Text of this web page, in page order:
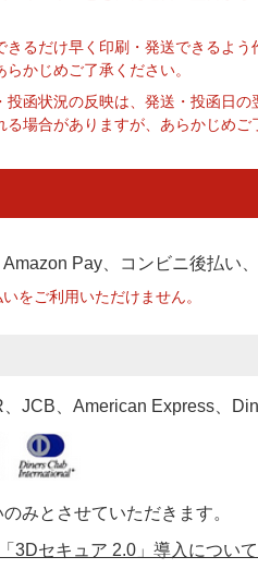
るだけ早く印刷・発送できるよ
かじめご了承ください。
函状況の反映は、発送・投函日
場合がありますが、あらかじめご
Amazon Pay、コンビニ後払い
をご利用いただけません。
JCB、American Express、
みとさせていただきます。
3Dセキュア 2.0」導入について